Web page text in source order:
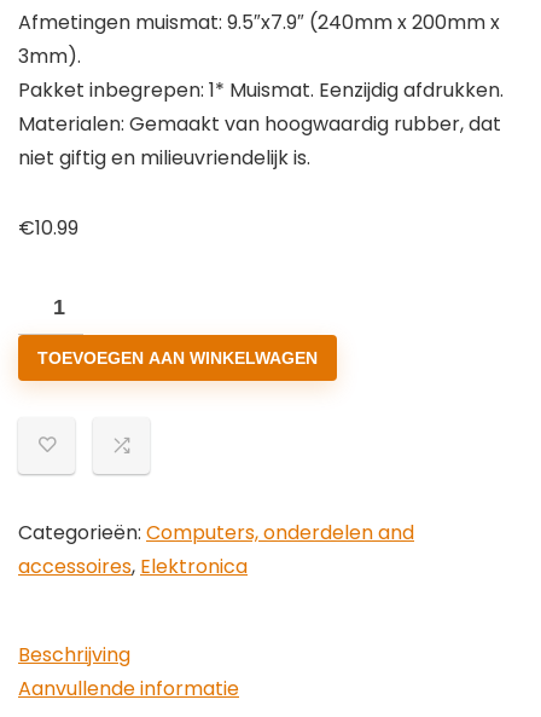
Afmetingen muismat: 9.5″x7.9″ (240mm x 200mm x
3mm).
Pakket inbegrepen: 1* Muismat. Eenzijdig afdrukken.
Materialen: Gemaakt van hoogwaardig rubber, dat
niet giftig en milieuvriendelijk is.
€10.99
Muismat
voor
computer
anti-
slip
basis
Chow
muismat
voor
TOEVOEGEN AAN WINKELWAGEN
Categorieën: Computers, onderdelen and
accessoires, Elektronica
Beschrijving
Aanvullende informatie